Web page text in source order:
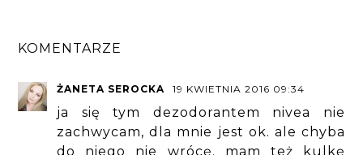
KOMENTARZE
ŻANETA SEROCKA 19 KWIETNIA 2016 09:34
ja się tym dezodorantem nivea nie
zachwycam, dla mnie jest ok. ale chyba
do niego nie wrócę. mam też kulkę